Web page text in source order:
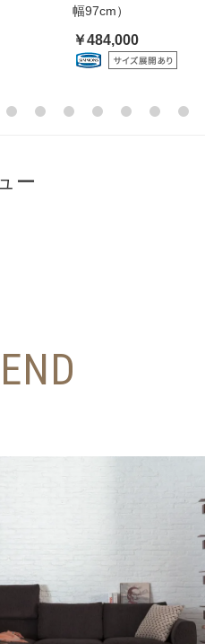
幅97cm）
￥484,000
ー